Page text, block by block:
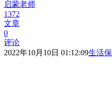
启蒙老师
1372
文章
0
评论
2022年10月10日 01:12:09生活